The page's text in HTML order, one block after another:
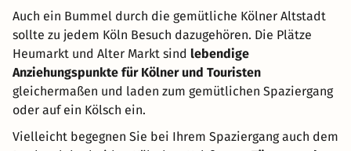
Auch ein Bummel durch die gemütliche Kölner Altstadt
sollte zu jedem Köln Besuch dazugehören. Die Plätze
Heumarkt und Alter Markt sind lebendige
Anziehungspunkte für Kölner und Touristen
gleichermaßen und laden zum gemütlichen Spaziergang
oder auf ein Kölsch ein.
Vielleicht begegnen Sie bei Ihrem Spaziergang auch dem